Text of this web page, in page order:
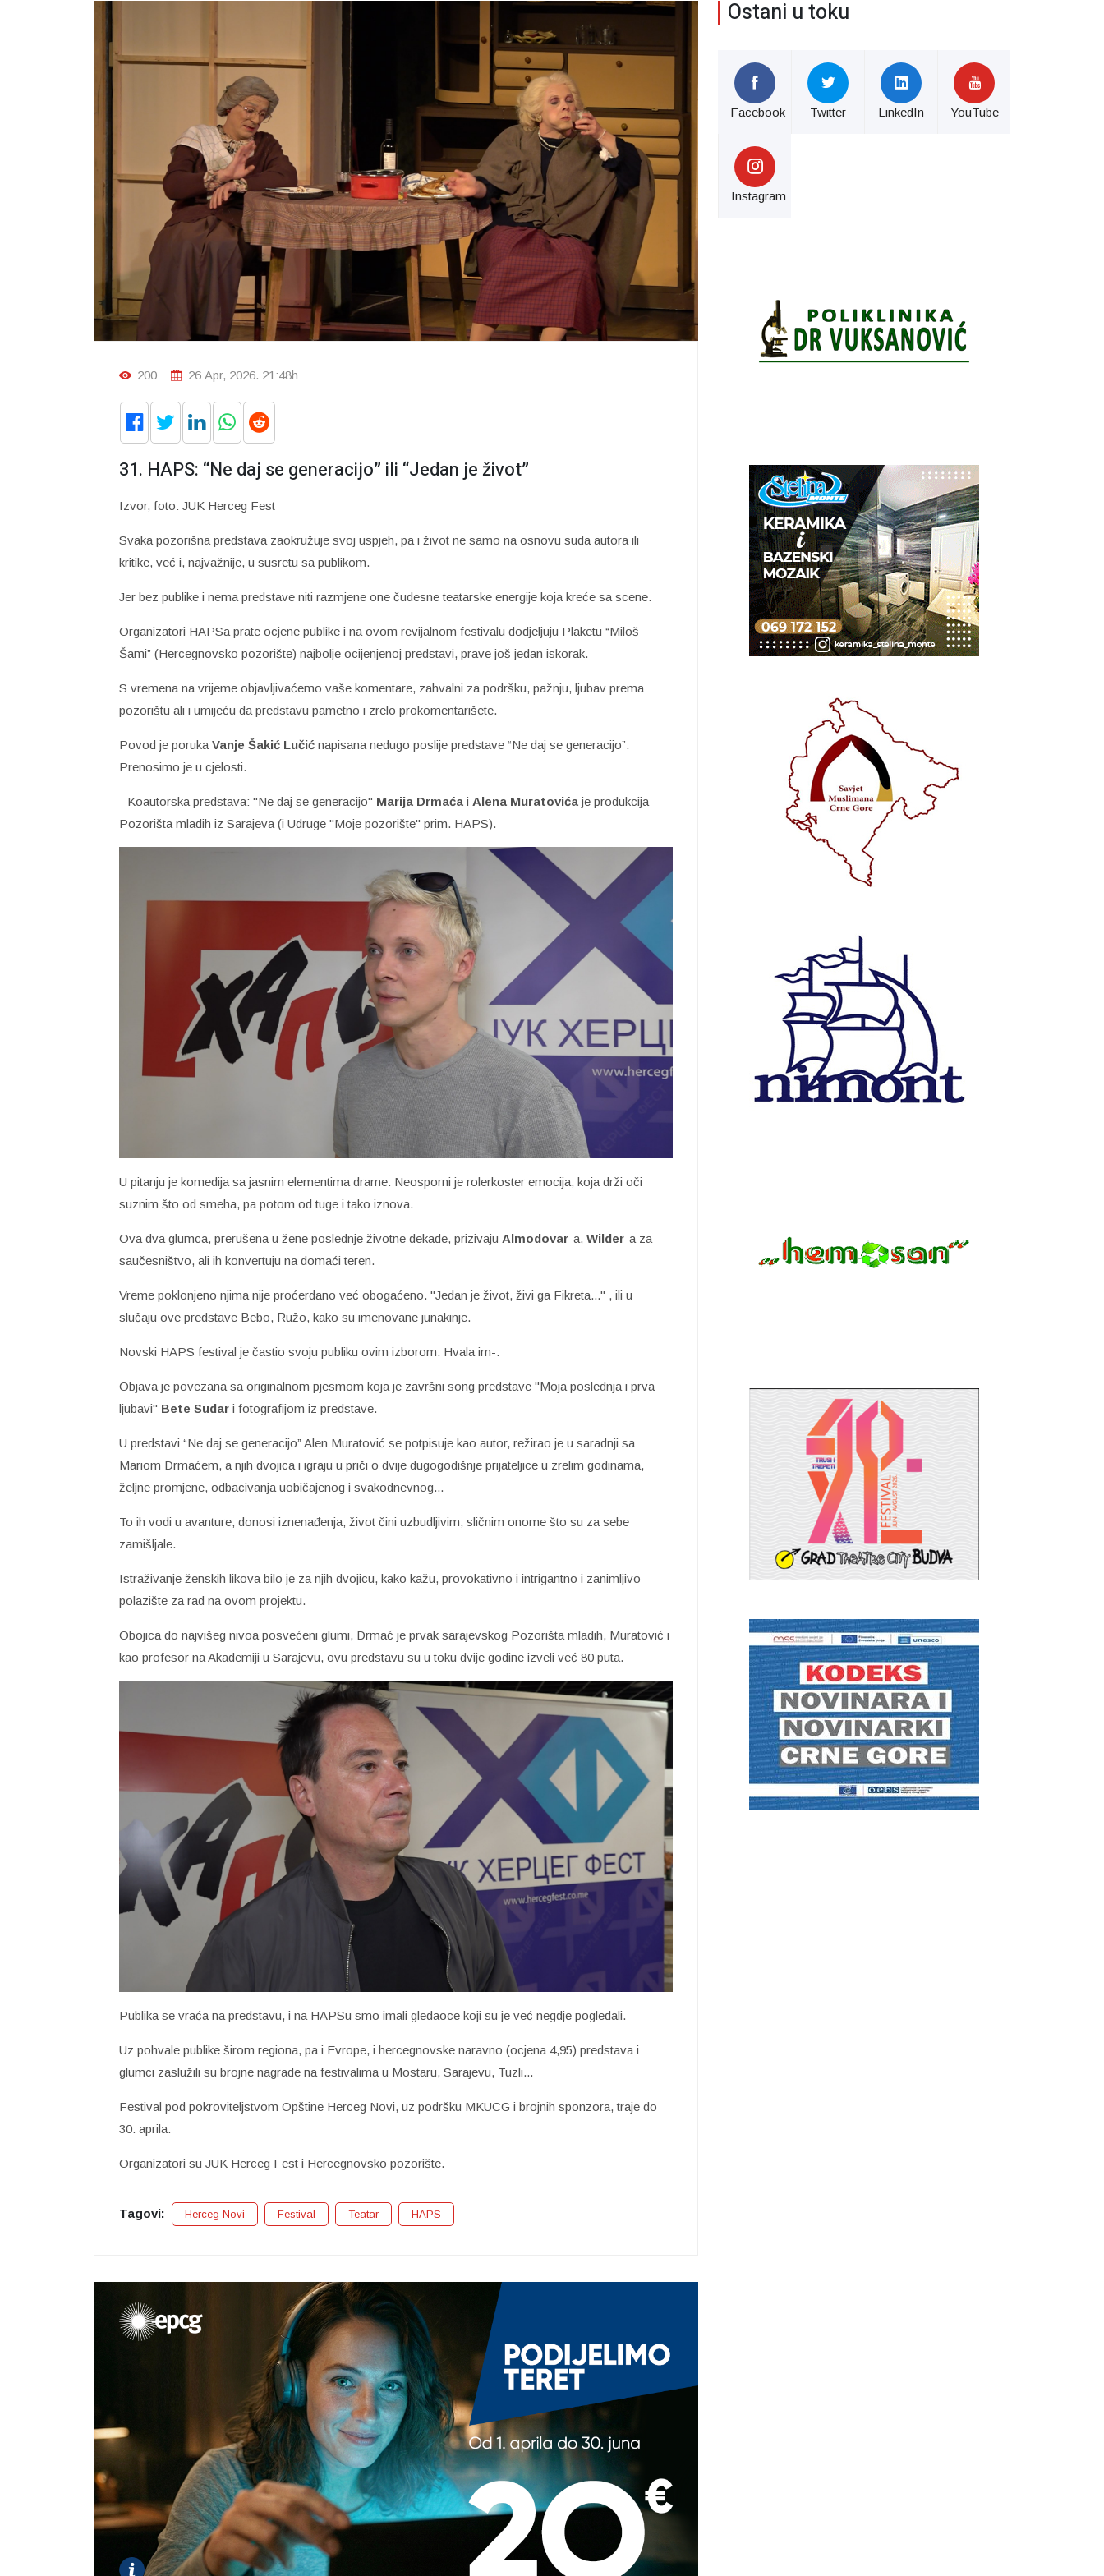
200 26 Apr, 2026. 21:48h
31. HAPS: “Ne daj se generacijo” ili “Jedan je život”
Izvor, foto: JUK Herceg Fest
Svaka pozorišna predstava zaokružuje svoj uspjeh, pa i život ne samo na osnovu suda autora ili
kritike, već i, najvažnije, u susretu sa publikom.
Jer bez publike i nema predstave niti razmjene one čudesne teatarske energije koja kreće sa scene.
Organizatori HAPSa prate ocjene publike i na ovom revijalnom festivalu dodjeljuju Plaketu “Miloš
Šami” (Hercegnovsko pozorište) najbolje ocijenjenoj predstavi, prave još jedan iskorak.
S vremena na vrijeme objavljivaćemo vaše komentare, zahvalni za podršku, pažnju, ljubav prema
pozorištu ali i umijeću da predstavu pametno i zrelo prokomentarišete.
Povod je poruka Vanje Šakić Lučić napisana nedugo poslije predstave “Ne daj se generacijo”.
Prenosimo je u cjelosti.
- Koautorska predstava: "Ne daj se generacijo" Marija Drmaća i Alena Muratovića je produkcija
Pozorišta mladih iz Sarajeva (i Udruge "Moje pozorište" prim. HAPS).
U pitanju je komedija sa jasnim elementima drame. Neosporni je rolerkoster emocija, koja drži oči
suznim što od smeha, pa potom od tuge i tako iznova.
Ova dva glumca, prerušena u žene poslednje životne dekade, prizivaju Almodovar-a, Wilder-a za
saučesništvo, ali ih konvertuju na domaći teren.
Vreme poklonjeno njima nije proćerdano već obogaćeno. "Jedan je život, živi ga Fikreta..." , ili u
slučaju ove predstave Bebo, Ružo, kako su imenovane junakinje.
Novski HAPS festival je častio svoju publiku ovim izborom. Hvala im-.
Objava je povezana sa originalnom pjesmom koja je završni song predstave "Moja poslednja i prva
ljubavi" Bete Sudar i fotografijom iz predstave.
U predstavi “Ne daj se generacijo” Alen Muratović se potpisuje kao autor, režirao je u saradnji sa
Mariom Drmaćem, a njih dvojica i igraju u priči o dvije dugogodišnje prijateljice u zrelim godinama,
željne promjene, odbacivanja uobičajenog i svakodnevnog...
To ih vodi u avanture, donosi iznenađenja, život čini uzbudljivim, sličnim onome što su za sebe
zamišljale.
Istraživanje ženskih likova bilo je za njih dvojicu, kako kažu, provokativno i intrigantno i zanimljivo
polazište za rad na ovom projektu.
Obojica do najvišeg nivoa posvećeni glumi, Drmać je prvak sarajevskog Pozorišta mladih, Muratović i
kao profesor na Akademiji u Sarajevu, ovu predstavu su u toku dvije godine izveli već 80 puta.
Publika se vraća na predstavu, i na HAPSu smo imali gledaoce koji su je već negdje pogledali.
Uz pohvale publike širom regiona, pa i Evrope, i hercegnovske naravno (ocjena 4,95) predstava i
glumci zaslužili su brojne nagrade na festivalima u Mostaru, Sarajevu, Tuzli...
Festival pod pokroviteljstvom Opštine Herceg Novi, uz podršku MKUCG i brojnih sponzora, traje do
30. aprila.
Organizatori su JUK Herceg Fest i Hercegnovsko pozorište.
Tagovi: Herceg Novi Festival Teatar HAPS
Ostani u toku
Facebook Twitter LinkedIn YouTube
Instagram